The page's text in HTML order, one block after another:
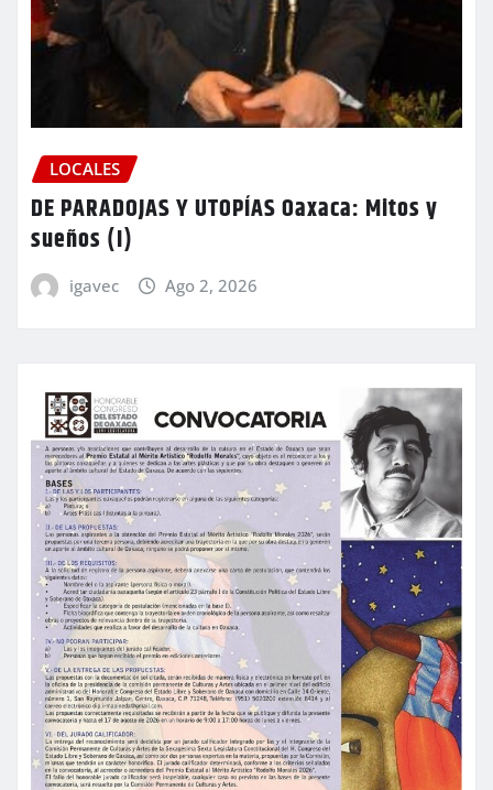
LOCALES
DE PARADOJAS Y UTOPÍAS Oaxaca: Mitos y
sueños (I)
igavec Ago 2, 2026